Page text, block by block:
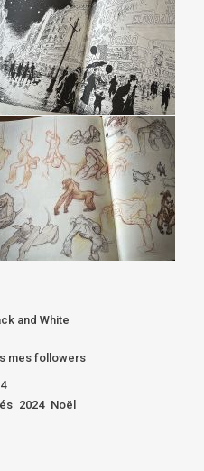
and White
mes followers
2024 Noël